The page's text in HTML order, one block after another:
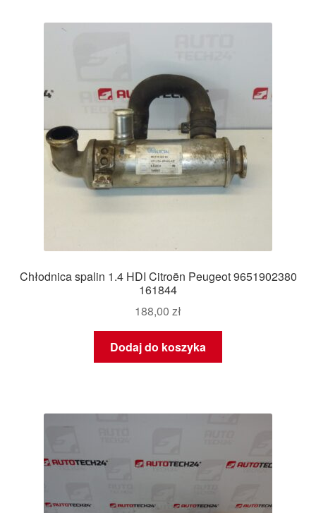
Chłodnica spalin 1.4 HDI Citroën Peugeot 9651902380
161844
188,00 zł
Dodaj do koszyka